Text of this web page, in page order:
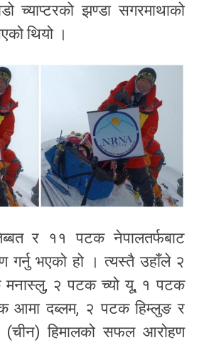
च्याप्टरको झण्डा सगरमाथाको
थियो ।
र ११ पटक नेपालतर्फबाट
गर्नु भएको हो । त्यस्तै उहाँले २
२ पटक च्यो यू, १ पटक
आमा दब्लम, २ पटक हिम्लुङ र
हिमालको सफल आरोहण